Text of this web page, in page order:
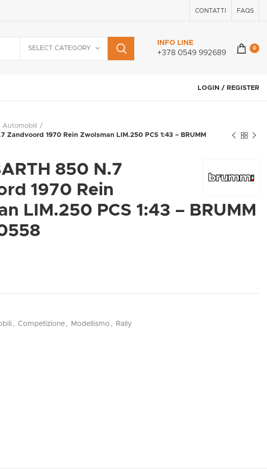
CONTATTI FAQS
SELECT CATEGORY
INFO LINE
+378 0549 992689
0
LOGIN / REGISTER
Automobili
Zandvoord 1970 Rein Zwolsman LIM.250 PCS 1:43 – BRUMM
850 N.7
1970 Rein
LIM.250 PCS 1:43 – BRUMM
, Competizione , Modellismo , Rally